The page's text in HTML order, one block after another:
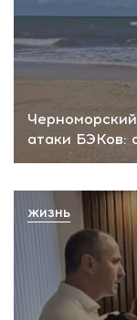
атаки БЭКов:
ЖИЗНЬ